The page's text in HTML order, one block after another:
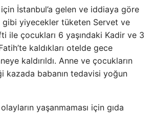
İstanbul’a gelen ve iddiaya göre
gibi yiyecekler tüketen Servet ve
ile çocukları 6 yaşındaki Kadir ve 3
kaldıkları otelde gece
kaldırıldı. Anne ve çocukların
kazada babanın tedavisi yoğun
yaşanmaması için gıda